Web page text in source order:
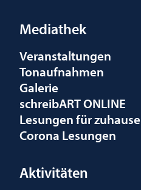
Mediathek
Veranstaltungen
Tonaufnahmen
Galerie
schreibART ONLINE
Lesungen für zuhause
Corona Lesungen
Aktivitäten